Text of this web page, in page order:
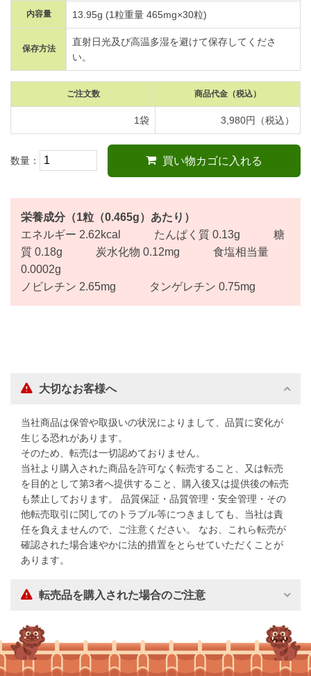
内容量 13.95g (1粒重量 465mg×30粒)
保存方法
直射日光及び高温多湿を避けて保存してくださ
い。
ご注文数 商品代金 （税込）
1袋 3,980円（税込）
数量： 買い物カゴに入れる
栄養成分（1粒（0.465g）あたり）
エネルギー 2.62kcal たんぱく質 0.13g 糖
質 0.18g 炭水化物 0.12mg 食塩相当量
0.0002g
ノビレチン 2.65mg タンゲレチン 0.75mg
大切なお客様へ
当社商品は保管や取扱いの状況によりまして、品質に変化が
生じる恐れがあります。
そのため、転売は一切認めておりません。
当社より購入された商品を許可なく転売すること、又は転売
を目的として第3者へ提供すること、購入後又は提供後の転売
も禁止しております。 品質保証・品質管理・安全管理・その
他転売取引に関してのトラブル等につきましても、当社は責
任を負えませんので、ご注意ください。 なお、これら転売が
確認された場合速やかに法的措置をとらせていただくことが
あります。
転売品を購入された場合のご注意